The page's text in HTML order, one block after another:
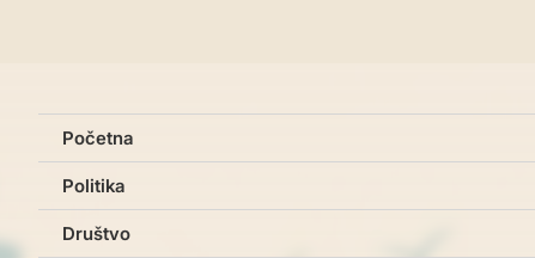
Početna
Politika
Društvo